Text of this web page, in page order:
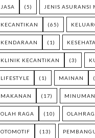
JASA (5) JENIS ASURANSI
KECANTIKAN (65)
KENDARAAN (1)
KLINIK KECANTIKAN (3)
LIFESTYLE (1) MAINAN
MAKANAN (17) MINUMAN
OLAH RAGA (10)
OTOMOTIF (13)